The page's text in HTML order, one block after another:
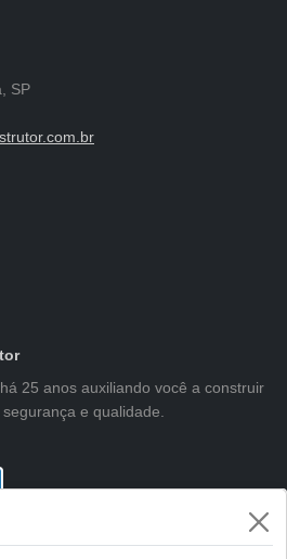
SP
25 anos auxiliando você a construir
e qualidade.